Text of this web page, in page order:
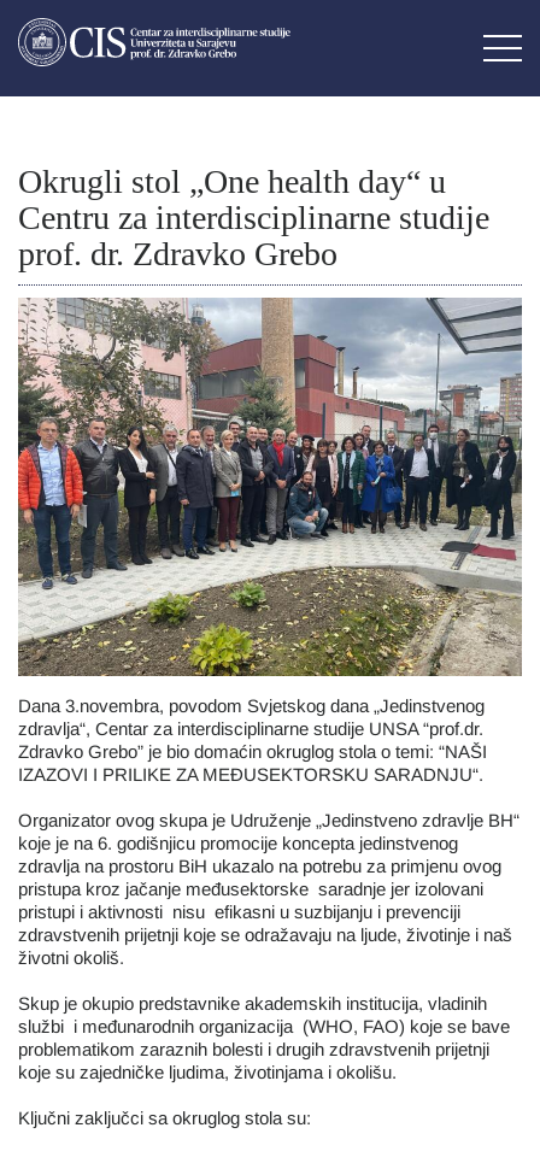
Okrugli stol „One health day“ u
Centru za interdisciplinarne studije
prof. dr. Zdravko Grebo
Dana 3.novembra, povodom Svjetskog dana „Jedinstvenog
zdravlja“, Centar za interdisciplinarne studije UNSA “prof.dr.
Zdravko Grebo” je bio domaćin okruglog stola o temi: “NAŠI
IZAZOVI I PRILIKE ZA MEĐUSEKTORSKU SARADNJU“.
Organizator ovog skupa je Udruženje „Jedinstveno zdravlje BH“
koje je na 6. godišnjicu promocije koncepta jedinstvenog
zdravlja na prostoru BiH ukazalo na potrebu za primjenu ovog
pristupa kroz jačanje međusektorske saradnje jer izolovani
pristupi i aktivnosti nisu efikasni u suzbijanju i prevenciji
zdravstvenih prijetnji koje se odražavaju na ljude, životinje i naš
životni okoliš.
Skup je okupio predstavnike akademskih institucija, vladinih
službi i međunarodnih organizacija (WHO, FAO) koje se bave
problematikom zaraznih bolesti i drugih zdravstvenih prijetnji
koje su zajedničke ljudima, životinjama i okolišu.
Ključni zaključci sa okruglog stola su: